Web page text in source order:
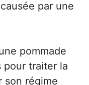
par une
pommade
pour traiter la
son régime